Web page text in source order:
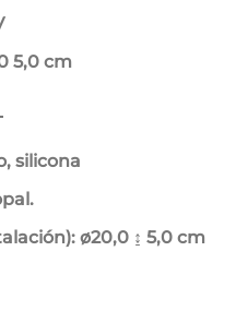
5,0 cm
silicona
ø20,0 ↨ 5,0 cm